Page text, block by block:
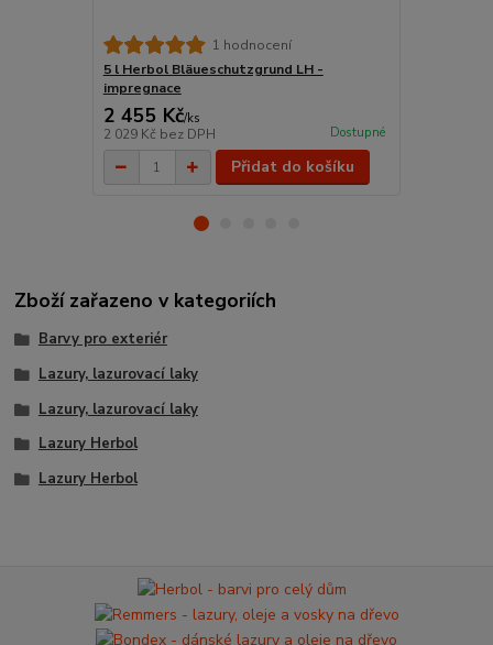
1 hodnocení
5 l Herbol Bläueschutzgrund LH -
impregnace
2 455 Kč/ks
2 029 Kč bez DPH Dostupné
Přidat do košíku
Zboží zařazeno v kategoriích
Barvy pro exteriér
Lazury, lazurovací laky
Lazury, lazurovací laky
Lazury Herbol
Lazury Herbol